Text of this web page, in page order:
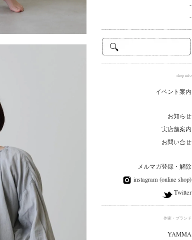
-
-
shop info
イベント案内
お知らせ
実店舗案内
お問い合せ
メルマガ登録・解除
instagram (online shop)
Twitter
作家・ブランド
YAMMA